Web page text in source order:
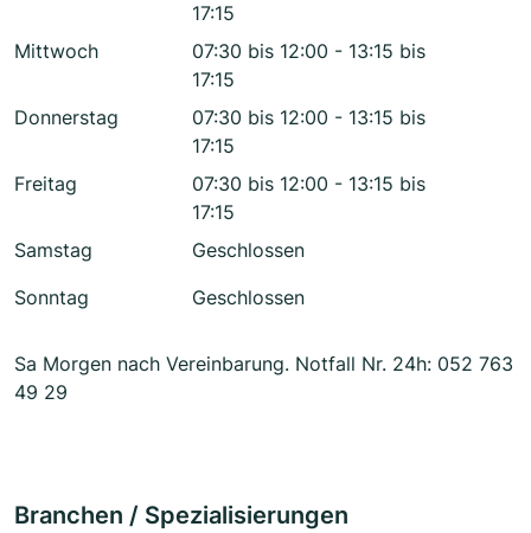
17:15
Mittwoch
07:30 bis 12:00 - 13:15 bis
17:15
Donnerstag
07:30 bis 12:00 - 13:15 bis
17:15
Freitag
07:30 bis 12:00 - 13:15 bis
17:15
Samstag
Geschlossen
Sonntag
Geschlossen
Sa Morgen nach Vereinbarung. Notfall Nr. 24h: 052 763
49 29
Branchen / Spezialisierungen